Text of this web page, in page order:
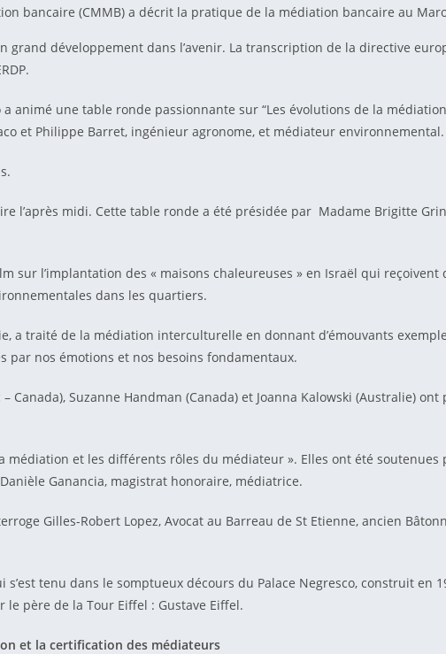
bancaire (CMMB) a décrit la pratique de la médiation bancaire au
grand développement dans l’avenir. La transcription de la directive
animé une table ronde passionnante sur “Les évolutions de la
et Philippe Barret, ingénieur agronome, et médiateur environnemental.
l’après midi. Cette table ronde a été présidée par Madame Brigitte
sur l’implantation des « maisons chaleureuses » en Israël qui
dans les quartiers.
a traité de la médiation interculturelle en donnant d’émouvants
par nos émotions et nos besoins fondamentaux.
Canada), Suzanne Handman (Canada) et Joanna Kalowski (Australie)
et les différents rôles du médiateur ». Elles ont été soutenues
Ganancia, magistrat honoraire, médiatrice.
Gilles-Robert Lopez, Avocat au Barreau de St Etienne, ancien
tenu dans le somptueux décours du Palace Negresco, construit en
père de la Tour Eiffel : Gustave Eiffel.
et la certification des médiateurs